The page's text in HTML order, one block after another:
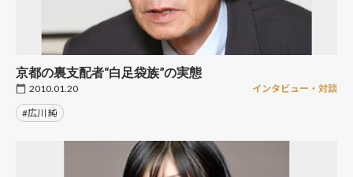
京都の裏支配者“白足袋族”の実態
2010.01.20 インタビュー・対談
#広川 純